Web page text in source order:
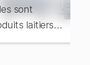
sont
laitiers